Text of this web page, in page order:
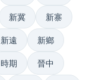
新冀 新寨
新遠 新鄉
時期 晉中